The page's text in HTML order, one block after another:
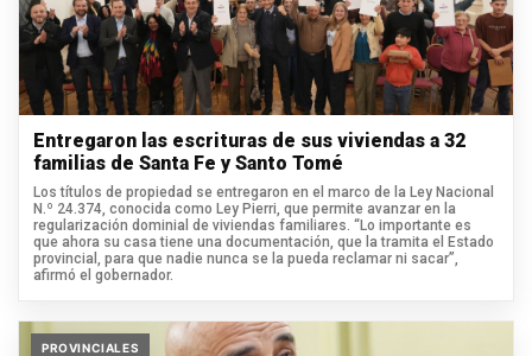
Entregaron las escrituras de sus viviendas a 32
familias de Santa Fe y Santo Tomé
Los títulos de propiedad se entregaron en el marco de la Ley Nacional
N.º 24.374, conocida como Ley Pierri, que permite avanzar en la
regularización dominial de viviendas familiares. “Lo importante es
que ahora su casa tiene una documentación, que la tramita el Estado
provincial, para que nadie nunca se la pueda reclamar ni sacar”,
afirmó el gobernador.
PROVINCIALES